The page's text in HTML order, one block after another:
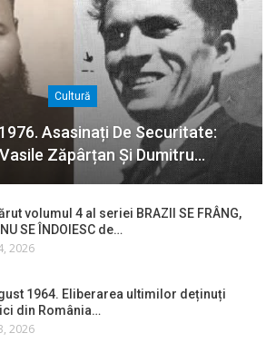
Cultură
Asasinați De Securitate:
Zăpârțan Și Dumitru…
volumul 4 al seriei BRAZII SE FRÂNG,
SE ÎNDOIESC de…
2026
1964. Eliberarea ultimilor deținuți
din România…
2026